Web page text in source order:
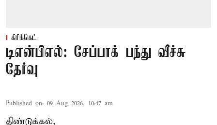
கிரிக்கெட்
டிஎன்பிஎல்: சேப்பாக் பந்து வீச்சு
தேர்வு
Published on: 09 Aug 2026, 10:47 am
திண்டுக்கல்,